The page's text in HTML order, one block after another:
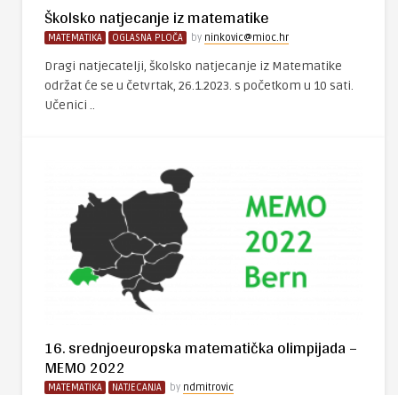
Školsko natjecanje iz matematike
MATEMATIKA OGLASNA PLOČA by ninkovic@mioc.hr
Dragi natjecatelji, školsko natjecanje iz Matematike
održat će se u četvrtak, 26.1.2023. s početkom u 10 sati.
Učenici ..
16. srednjoeuropska matematička olimpijada –
MEMO 2022
MATEMATIKA NATJECANJA by ndmitrovic